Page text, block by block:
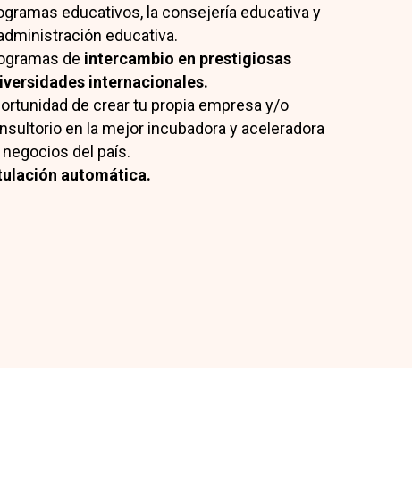
educativos, la consejería educativa y
educativa.
de intercambio en prestigiosas
internacionales.
de crear tu propia empresa y/o
en la mejor incubadora y aceleradora
negocios del país.
automática.